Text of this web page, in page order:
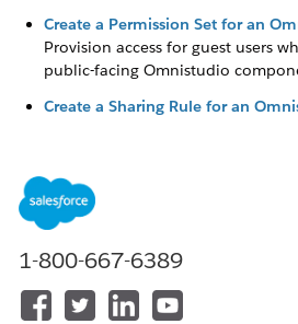
Create a Permission Set for an
Provision access for guest users
public-facing Omnistudio
Create a Sharing Rule for an
Create a Profile for an Omnistudio
Configure a profile to grant guest
features such as Save for Later.
1-800-667-6389